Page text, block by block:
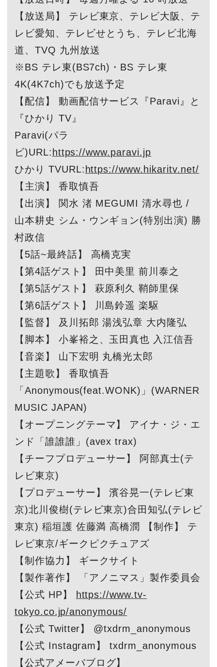
【放送局】 テレビ東京、テレビ大阪、テ
レビ愛知、テレビせとうち、テレビ北海
道、TVQ 九州放送
※BS テレ東(BS7ch)・BS テレ東
4K(4K7ch)でも放送予定
【配信】 動画配信サービス『Paravi』と
『ひかり TV』
Paravi(パラ
ビ)URL: https://www.paravi.jp
ひかり TVURL: https://www.hikaritv.net/
【主演】 香取慎吾
【出演】 関水 渚 MEGUMI 清水尋也 /
山本耕史 シム・ウンギョン(特別出演) 勝
村政信
【5話~最終話】 高橋克実
【第4話ゲスト】 田中美里 前川泰之
【第5話ゲスト】 萩原利久 鞘師里保
【第6話ゲスト】 川島鈴遥 楽駆
【監督】 及川拓郎 湯浅弘章 大内隆弘
【脚本】 小峯裕之、玉田真也 入江信吾
【音楽】 山下宏明 丸橋光太郎
【主題歌】 香取慎吾
「Anonymous(feat.WONK)」(WARNER
MUSIC JAPAN)
【オープニングテーマ】 アイナ・ジ・エ
ンド「誰誰誰」(avex trax)
【チーフプロデューサー】 阿部真士(テ
レビ東京)
【プロデューサー】 濱谷晃一(テレビ東
京)北川俊樹(テレビ東京)合田知弘(テレビ
東京) 稲垣護 佐藤満 高橋潤 【制作】 テ
レビ東京/ギークピクチュアズ
【制作協力】 ギークサイト
【製作著作】 「アノニマス」製作委員会
【公式 HP】
https://www.tv-
tokyo.co.jp/anonymous/
【公式 Twitter】 @txdrm_anonymous
【公式 Instagram】 txdrm_anonymous
【公式アメーバブログ】